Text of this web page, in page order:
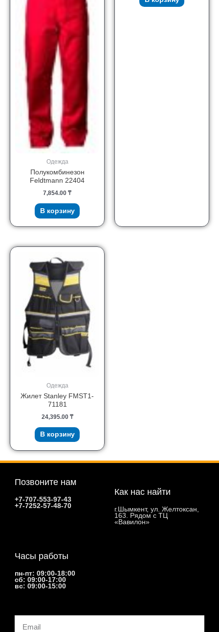
Одежда
Полукомбинезон
Feldtmann 22404
7,854.00 ₸
В корзину
Одежда
Жилет Stanley FMST1-
71181
24,395.00 ₸
В корзину
Позвоните нам
+7-707-553-97-43
+7-7252-57-48-70
Как нас найти
г.Шымкент, ул. Желтоксан,
163. Рядом с ТЦ
«Вавилон»
Часы работы
пн-пт: 09:00-18:00
сб: 09:00-17:00
вс: 09:00-15:00